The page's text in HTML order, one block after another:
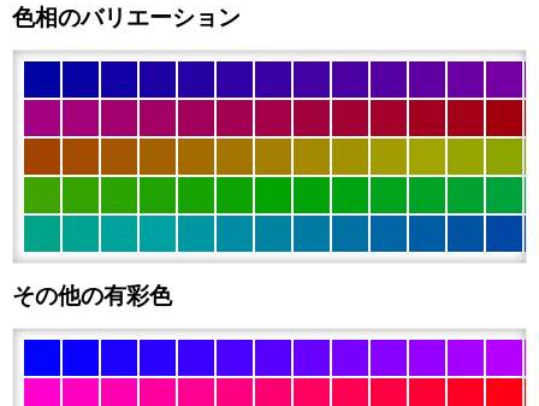
色相のバリエーション
その他の有彩色